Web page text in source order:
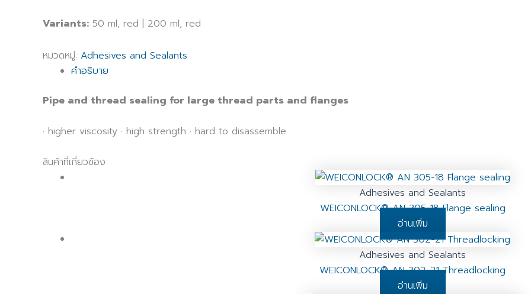
Variants: 50 ml, red | 200 ml, red
หมวดหมู่: Adhesives and Sealants
คำอธิบาย
Pipe and thread sealing for large thread parts and flanges
· higher viscosity · high strength · hard to disassemble
สินค้าที่เกี่ยวข้อง
Adhesives and Sealants
WEICONLOCK® AN 305-18 Flange sealing
อ่านเพิ่ม
Adhesives and Sealants
WEICONLOCK® AN 302-21 Threadlocking
อ่านเพิ่ม